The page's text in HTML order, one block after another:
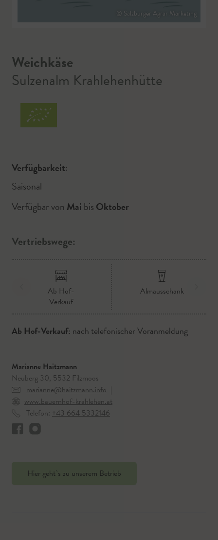
© Salzburger Agrar Marketing
Weichkäse
Sulzenalm Krahlehenhütte
Verfügbarkeit:
Saisonal
Verfügbar von Mai bis Oktober
Vertriebswege:
Ab Hof-
Verkauf
Almausschank
Ab Hof-Verkauf: nach telefonischer Voranmeldung
Marianne Haitzmann
Neuberg 30, 5532 Filzmoos
marianne@haitzmann.info |
www.bauernhof-krahlehen.at
Telefon: +43 664 5332146
Hier geht`s zu unserem Betrieb